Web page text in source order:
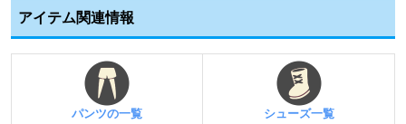
アイテム関連情報
パンツの一覧 シューズ一覧